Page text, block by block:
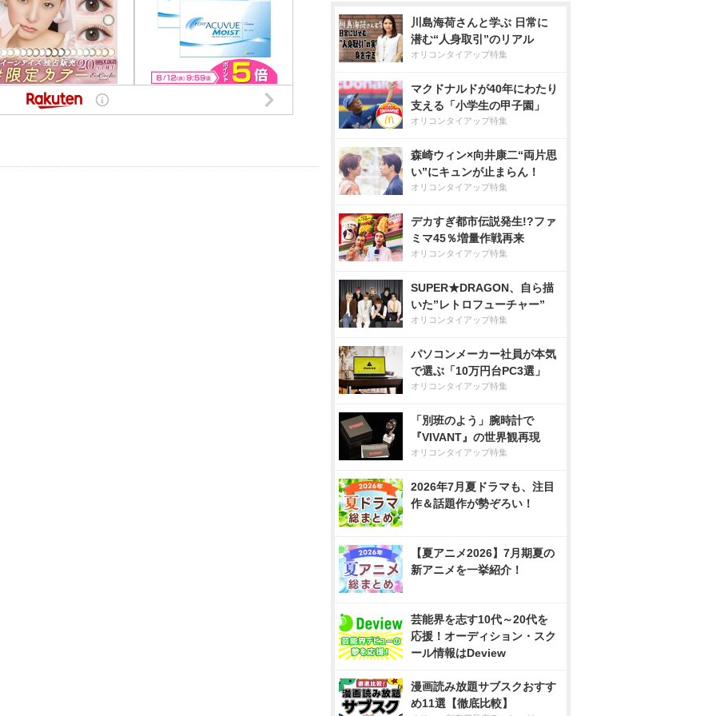
川島海荷さんと学ぶ 日常に
潜む“人身取引”のリアル
オリコンタイアップ特集
マクドナルドが40年にわたり
支える「小学生の甲子園」
オリコンタイアップ特集
森崎ウィン×向井康二“両片思
い”にキュンが止まらん！
オリコンタイアップ特集
デカすぎ都市伝説発生!?ファ
ミマ45％増量作戦再来
オリコンタイアップ特集
SUPER★DRAGON、自ら描
いた”レトロフューチャー”
オリコンタイアップ特集
パソコンメーカー社員が本気
で選ぶ「10万円台PC3選」
オリコンタイアップ特集
「別班のよう」腕時計で
『VIVANT』の世界観再現
オリコンタイアップ特集
2026年7月夏ドラマも、注目
作＆話題作が勢ぞろい！
【夏アニメ2026】7月期夏の
新アニメを一挙紹介！
芸能界を志す10代～20代を
応援！オーディション・スク
ール情報はDeview
漫画読み放題サブスクおすす
め11選【徹底比較】